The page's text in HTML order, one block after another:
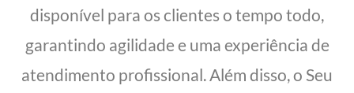
disponível para os clientes o tempo todo,
garantindo agilidade e uma experiência de
atendimento profissional. Além disso, o Seu